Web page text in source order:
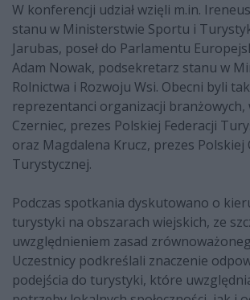
W konferencji udział wzięli m.in.
stanu w Ministerstwie Sportu i
Jarubas, poseł do Parlamentu
Adam Nowak, podsekretarz stanu w
Rolnictwa i Rozwoju Wsi. Obecni byli
reprezentanci organizacji branżowych,
Czerniec, prezes Polskiej Federacji
oraz Magdalena Krucz, prezes Polskiej
Turystycznej.
Podczas spotkania dyskutowano o
turystyki na obszarach wiejskich, ze
uwzględnieniem zasad
Uczestnicy podkreślali znaczenie
podejścia do turystyki, które